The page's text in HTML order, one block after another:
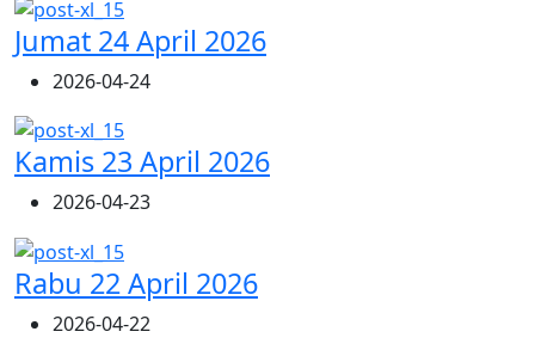
Jumat 24 April 2026
2026-04-24
Kamis 23 April 2026
2026-04-23
Rabu 22 April 2026
2026-04-22